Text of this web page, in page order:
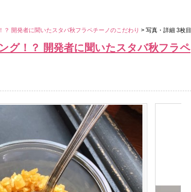
？ 開発者に聞いたスタバ秋フラペチーノのこだわり > 写真・詳細 3枚目
グ！？ 開発者に聞いたスタバ秋フラペ